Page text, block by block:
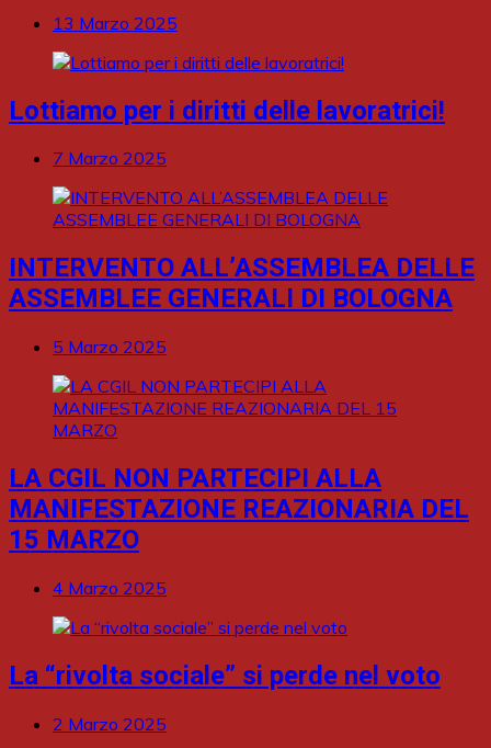
13 Marzo 2025
Lottiamo per i diritti delle lavoratrici!
7 Marzo 2025
INTERVENTO ALL’ASSEMBLEA DELLE
ASSEMBLEE GENERALI DI BOLOGNA
5 Marzo 2025
LA CGIL NON PARTECIPI ALLA
MANIFESTAZIONE REAZIONARIA DEL
15 MARZO
4 Marzo 2025
La “rivolta sociale” si perde nel voto
2 Marzo 2025